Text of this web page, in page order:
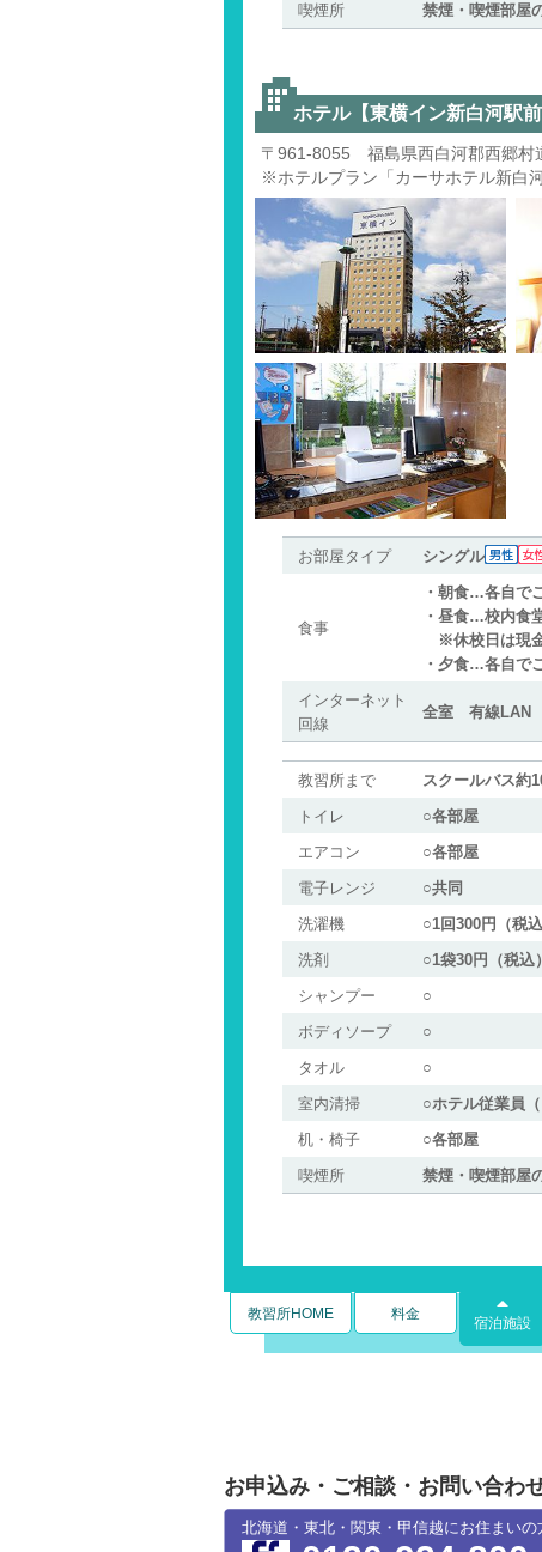
喫煙所
禁煙・喫煙部屋
ホテル【東横イン新白河駅前
〒961-8055 福島県西白河郡西郷村
※ホテルプラン「カーサホテル新白
お部屋タイプ シングル
食事
・朝食…各自で
・昼食…校内食
※休校日は現
・夕食…各自で
インターネット
回線
全室 有線LAN
教習所まで スクールバス約
トイレ
○各部屋
エアコン
○各部屋
電子レンジ
○共同
洗濯機
○1回300円（税込
洗剤
○1袋30円（税込）
シャンプー
○
ボディソープ
○
タオル
○
室内清掃
○ホテル従業員（
机・椅子
○各部屋
喫煙所
禁煙・喫煙部屋
教習所HOME 料金
宿泊施設
お申込み・ご相談・お問い合わ
北海道・東北・関東・甲信越にお住まいの